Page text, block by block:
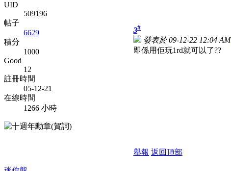
UID
509196
帖子
6629
積分
1000
Good
12
註冊時間
05-12-21
在線時間
1266 小時
3#
發表於 09-12-22 12:04 AM
即係用佢玩1rd就可以了??
舉報 返回頂部